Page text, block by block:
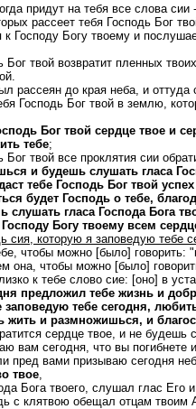
придут на тебя все слова
рассеет тебя Господь Бог
к Господу Богу твоему и
Бог твой возвратит пленных
рассеян до края неба, и оттуда
Господь Бог твой в землю,
Бог твой сердце твое и
тебе;
Бог твой все проклятия сии
и будешь слушать гласа
тебе Господь Бог твой
будет Господь о тебе,
слушать гласа Господа Бога
Богу твоему всем
сия, которую я заповедую тебе
чтобы можно [было]
она, чтобы можно [было]
к тебе слово сие: [оно] в
предложил тебе жизнь и
заповедую тебе сегодня,
жить и размножишься, и
сердце твое, и не
вам сегодня, что вы
пред вами призываю сегодня
твое
Бога твоего, слушал глас Его
с клятвою обещал отцам твоим